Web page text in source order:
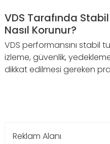
VDS Tarafında
Nasıl Korunur?
VDS performansını stabil
izleme, güvenlik,
dikkat edilmesi gereken
Reklam Alanı